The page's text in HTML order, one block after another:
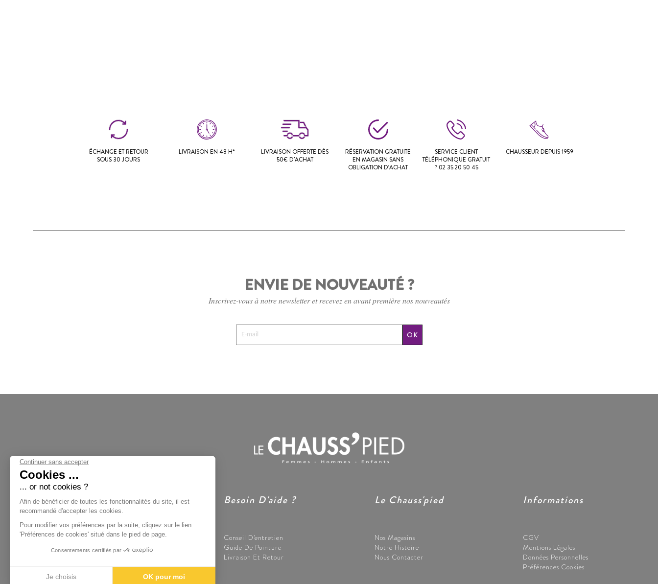
ÉCHANGE ET RETOUR
SOUS 30 JOURS
LIVRAISON EN 48 H*
LIVRAISON OFFERTE DÈS
50€ D'ACHAT
RÉSERVATION GRATUITE
EN MAGASIN SANS
OBLIGATION D’ACHAT
SERVICE CLIENT
TÉLÉPHONIQUE GRATUIT
? 02 35 20 50 45
CHAUSSEUR DEPUIS 1959
ENVIE DE NOUVEAUTÉ ?
Inscrivez-vous à notre newsletter et recevez en avant première nos nouveautés
OK
Nos Collections
Femme
Homme
Besoin D'aide ?
Conseil D'entretien
Guide De Pointure
Livraison Et Retour
Le Chauss'pied
Nos Magasins
Notre Histoire
Nous Contacter
Informations
CGV
Mentions Légales
Données Personnelles
Préférences Cookies
Continuer sans accepter
Cookies ...
... or not cookies ?
Afin de bénéficier de toutes les fonctionnalités du site, il est
recommandé d'accepter les cookies.
Pour modifier vos préférences par la suite, cliquez sur le lien
'Préférences de cookies' situé dans le pied de page.
Consentements certifiés par
Je choisis OK pour moi